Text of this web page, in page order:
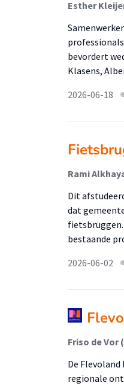
bevordert
Klasens,
2026-06-18
Rami
Dit
dat
bestaande
2026-06-02
Friso de Vor
De
regionale